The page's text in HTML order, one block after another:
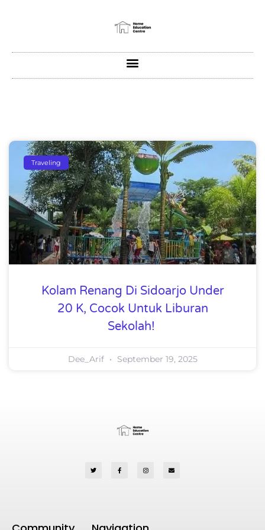
Traveling
Kolam Renang Di Sidoarjo Under
20 K, Cocok Untuk Liburan
Sekolah!
Dee_Arif September 19, 2025